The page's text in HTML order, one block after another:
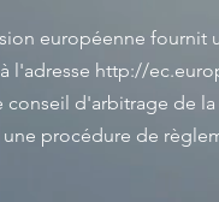
européenne fournit
l'adresse http://
conseil d'arbitrage de
procédure de